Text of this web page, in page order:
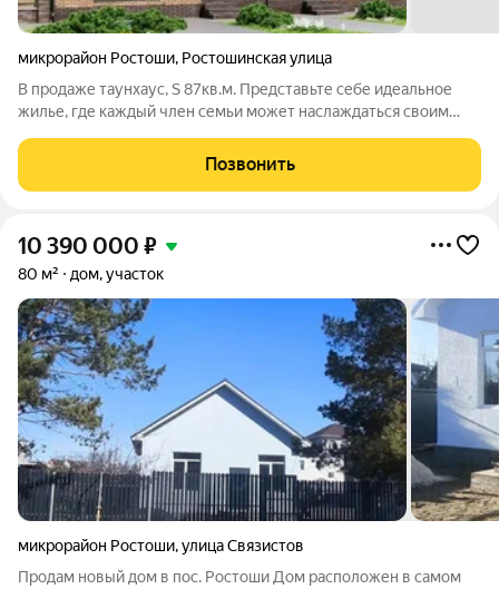
микрорайон Ростоши, Ростошинская улица
В продаже таунхаус, S 87кв.м. Представьте себе идеальное
жилье, где каждый член семьи может наслаждаться своим
общей зоны. Теперь это стало возможным благодаря
функциональным таунхаусам в жилом
Позвонить
10 390 000 ₽
80 м² дом, участок
микрорайон Ростоши,улица Связистов
Продам новый дом в пос. Ростоши Дом расположен в самом